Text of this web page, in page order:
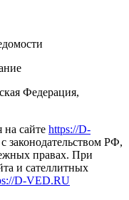
Федерация,
на сайте https://D-
законодательством РФ,
правах. При
и сателлитных
D-VED.RU